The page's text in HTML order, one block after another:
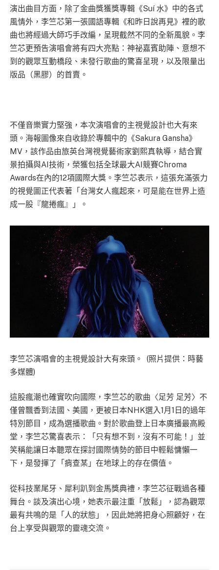
演出曲目方面，除了金曲獎獲獎專輯《Suí 水》中的各式
風情外，李竺芯第一張國語專輯《和昨日說再見》裡的歌
曲也將經過大師巧手改編，呈現截然不同的全新風貌。李
竺芯更預告演唱會將有四大亮點：神祕嘉賓助陣、意想不
到的觀眾互動橋段、未發行歌曲的驚喜呈現，以及限量出
版品（黑膠）的首賣。
不僅音樂實力堅強，本次演唱會的主視覺設計也大有來
頭。海報圖像來自收錄於專輯中的《Sakura Gansha》
MV，該作品由旅英台灣視覺藝術家劉熙真執導，結合實
景拍攝與AI技術，榮獲包括全球最大AI競賽Chroma
Awards在內的12項國際大獎。李竺芯表示，這張充滿張力
的視覺圖正代表著「台灣女人瘋起來，可是能在世界上造
成一股『龍捲瘋』」。
李竺芯演唱會的主視覺設計大有來頭。 (照片提供：時藝
多媒體)
這股瘋潮也確實吹向國際，李竺芯的歌曲〈足芳 足芳〉不
僅曾飄香到法國、美國，更被日本NHK選入1月1日的過年
特別節目，成為選播歌曲。對於歌曲登上日本廣播最高殿
堂，李竺芯驚喜表示：「只有想不到，沒有不可能！」並
笑稱能讓日本聽眾在探討國際情勢的節目中輕鬆慵懶一
下，是發揮了「痟查某」在地球上的存在價值。
從科技業尾牙、犀利趴到金馬獎典禮，李竺芯征戰過各種
舞台。談及演出心境，她表示最注重「放鬆」，認為觀眾
最有共鳴的是「人的狀態」，因此她將把身心照顧好，在
台上享受與觀眾的靈魂交流。